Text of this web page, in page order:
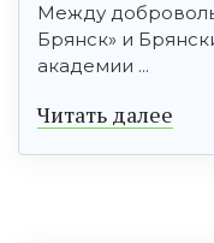
Между
Брянск» и
академии ...
Читать далее